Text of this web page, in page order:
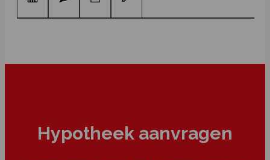
Hypotheek aanvragen